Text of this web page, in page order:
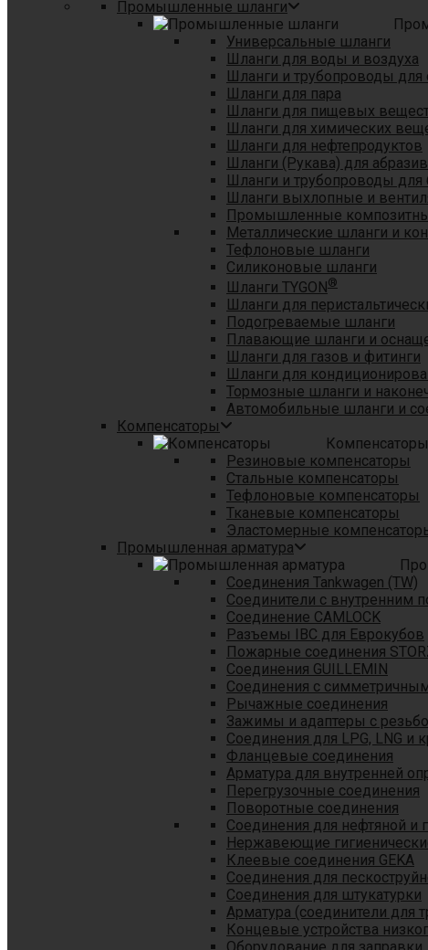
Промышленные шланги
Универсальные шланги
Шланги для воды и воздуха
Шланги и трубопроводы
Шланги для пара
Шланги для пищевых
Шланги для химических
Шланги для нефтепродуктов
Шланги (Рукава) для
Шланги и трубопроводы для
Шланги выхлопные и
Промышленные
Металлические шланги и
Тефлоновые шланги
Силиконовые шланги
Шланги TYGON®
Шланги для
Подогреваемые шланги
Плавающие шланги и
Шланги для газов и фитинги
Шланги для
Тормозные шланги и
Автомобильные шланги и
Компенсаторы
Компенсаторы
Резиновые компенсаторы
Стальные компенсаторы
Тефлоновые компенсаторы
Тканевые компенсаторы
Эластомерные
Промышленная арматура
Соединения Tankwagen (TW)
Соединители с внутренним
Соединение CAMLOCK
Разъемы IBC для Еврокубов
Пожарные соединения
Соединения GUILLEMIN
Соединения с
Рычажные соединения
Зажимы и адаптеры с
Соединения для LPG, LNG и
Фланцевые соединения
Арматура для внутренней
Перегрузочные соединения
Поворотные соединения
Соединения для нефтяной
Нержавеющие
Клеевые соединения GEKA
Соединения для
Cоединения для штукатурки
Арматура (соединители для
Концевые устройства